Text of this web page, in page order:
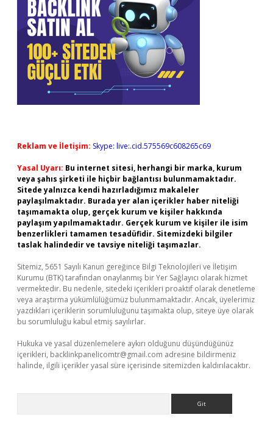
Reklam ve İletişim: Skype: live:.cid.575569c608265c69
Yasal Uyarı: Bu internet sitesi, herhangi bir marka, kurum
veya şahıs şirketi ile hiçbir bağlantısı bulunmamaktadır.
Sitede yalnızca kendi hazırladığımız makaleler
paylaşılmaktadır. Burada yer alan içerikler haber niteliği
taşımamakta olup, gerçek kurum ve kişiler hakkında
paylaşım yapılmamaktadır. Gerçek kurum ve kişiler ile isim
benzerlikleri tamamen tesadüfidir. Sitemizdeki bilgiler
taslak halindedir ve tavsiye niteliği taşımazlar.
Sitemiz, 5651 Sayılı Kanun gereğince Bilgi Teknolojileri ve İletişim
Kurumu (BTK) tarafından onaylanmış bir Yer Sağlayıcı olarak hizmet
vermektedir. Bu nedenle, sitedeki içerikleri proaktif olarak denetleme
veya araştırma yükümlülüğümüz bulunmamaktadır. Ancak, üyelerimiz
yazdıkları içeriklerin sorumluluğunu taşımakta olup, siteye üye olarak
bu sorumluluğu kabul etmiş sayılırlar.
Hukuka ve yasal düzenlemelere aykırı olduğunu düşündüğünüz
içerikleri, backlinkpanelicomtr@gmail.com adresine bildirmeniz
halinde, ilgili içerikler yasal süre içerisinde sitemizden kaldırılacaktır.